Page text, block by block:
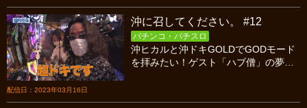
は今までにない全員絶好調という展開
に!?
配信日：2023年03月16日
沖に召してください。 #12
パチンコ・パチスロ
沖ヒカルと沖ドキGOLDでGODモード
を拝みたい！ゲスト「ハブ僧」の夢を
られるのか！？